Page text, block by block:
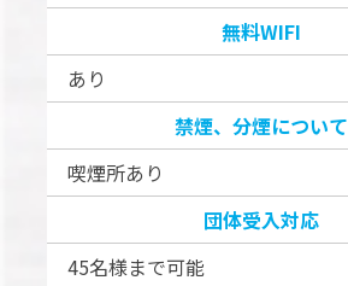
無料WIFI
あり
禁煙、分煙について
喫煙所あり
団体受入対応
45名様まで可能